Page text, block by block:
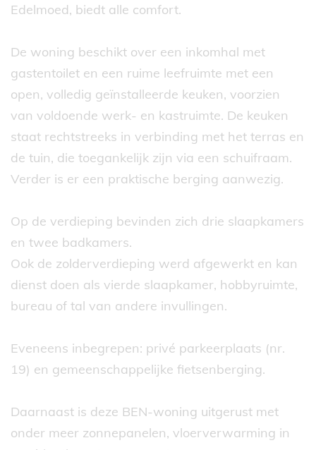
Edelmoed, biedt alle comfort.
De woning beschikt over een inkomhal met
gastentoilet en een ruime leefruimte met een
open, volledig geïnstalleerde keuken, voorzien
van voldoende werk- en kastruimte. De keuken
staat rechtstreeks in verbinding met het terras en
de tuin, die toegankelijk zijn via een schuifraam.
Verder is er een praktische berging aanwezig.
Op de verdieping bevinden zich drie slaapkamers
en twee badkamers.
Ook de zolderverdieping werd afgewerkt en kan
dienst doen als vierde slaapkamer, hobbyruimte,
bureau of tal van andere invullingen.
Eveneens inbegrepen: privé parkeerplaats (nr.
19) en gemeenschappelijke fietsenberging.
Daarnaast is deze BEN-woning uitgerust met
onder meer zonnepanelen, vloerverwarming in